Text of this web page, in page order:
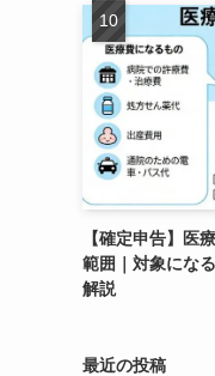
【確定申告】医
範囲｜対象にな
解説
最近の投稿